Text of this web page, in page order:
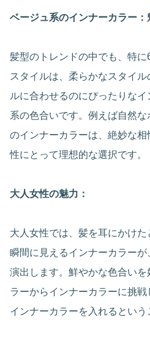
ベージュ系のインナーカラー
髪型のトレンドの中でも、特
スタイルは、柔らかなスタイ
ルに合わせるのにぴったりな
系の色合いです。例えば自然
のインナーカラーは、絶妙な
性にとって理想的な選択です。
大人女性の魅力：
大人女性では、髪を耳にかけ
瞬間に見えるインナーカラー
演出します。鮮やかな色合い
ラーからインナーカラーに挑
インナーカラーを入れるという